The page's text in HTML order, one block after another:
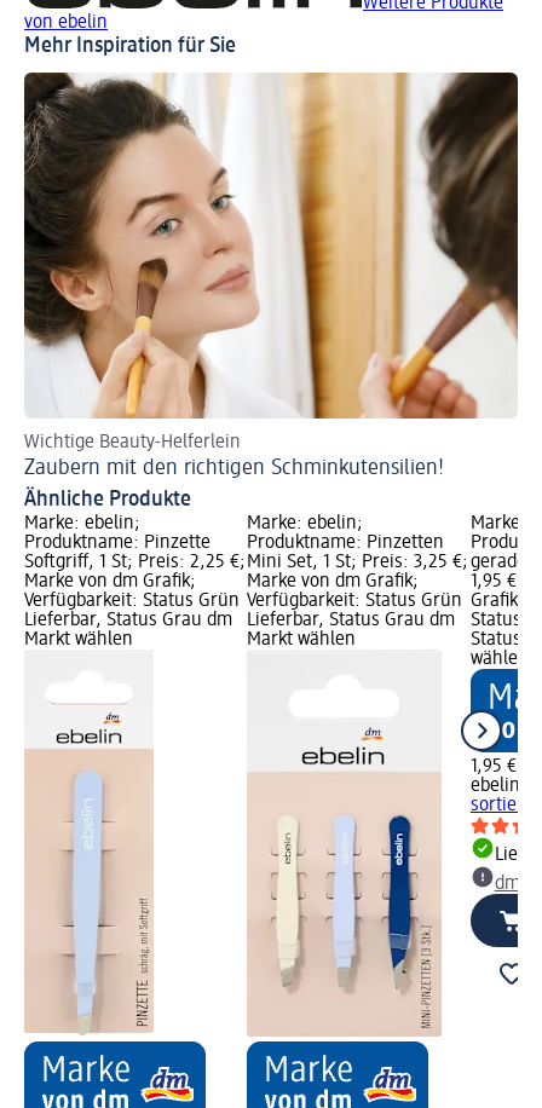
von ebelin
Mehr Inspiration für Sie
Wichtige Beauty-Helferlein
Zaubern mit den richtigen Schminkutensilien!
Ähnliche Produkte
Marke: ebelin;
Produktname: Pinzette
Softgriff, 1 St; Preis: 2,25 €;
Marke von dm Grafik;
Verfügbarkeit: Status Grün
Lieferbar, Status Grau dm
Markt wählen
Marke: ebelin;
Produktname: Pinzetten
Mini Set, 1 St; Preis: 3,25 €;
Marke von dm Grafik;
Verfügbarkeit: Status Grün
Lieferbar, Status Grau dm
Markt wählen
Marke:
gerade
1,95 €;
Grafik;
Status
Status
wählen
1,95 €
ebelin
sortiert,
dm